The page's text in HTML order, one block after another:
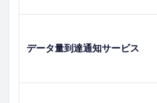
データ量到達通知サービス